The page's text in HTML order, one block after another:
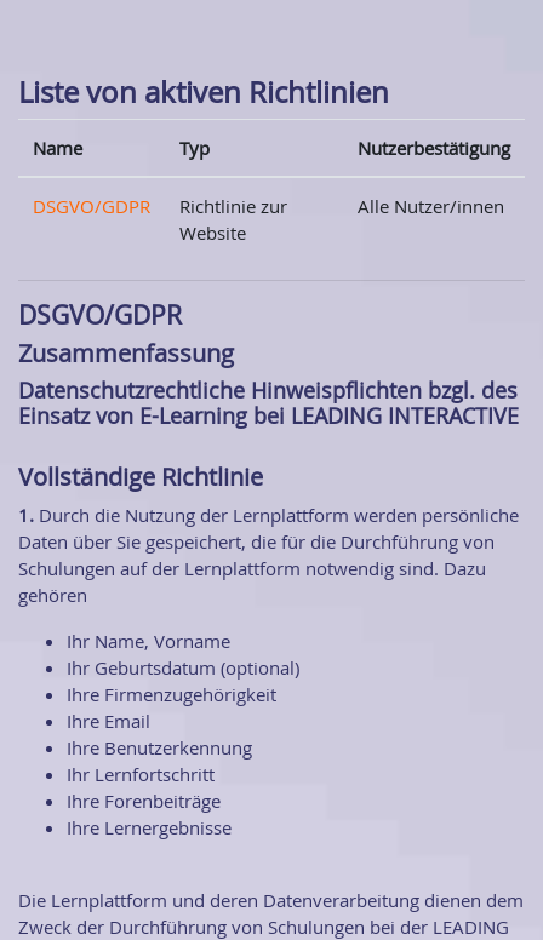
Liste von aktiven Richtlinien
Name Typ Nutzerbestätigung
DSGVO/GDPR
Richtlinie zur
Website
Alle Nutzer/innen
DSGVO/GDPR
Zusammenfassung
Datenschutzrechtliche Hinweispflichten bzgl. des
Einsatz von E-Learning bei LEADING INTERACTIVE
Vollständige Richtlinie
1. Durch die Nutzung der Lernplattform werden persönliche
Daten über Sie gespeichert, die für die Durchführung von
Schulungen auf der Lernplattform notwendig sind. Dazu
gehören
Ihr Name, Vorname
Ihr Geburtsdatum (optional)
Ihre Firmenzugehörigkeit
Ihre Email
Ihre Benutzerkennung
Ihr Lernfortschritt
Ihre Forenbeiträge
Ihre Lernergebnisse
Die Lernplattform und deren Datenverarbeitung dienen dem
Zweck der Durchführung von Schulungen bei der LEADING